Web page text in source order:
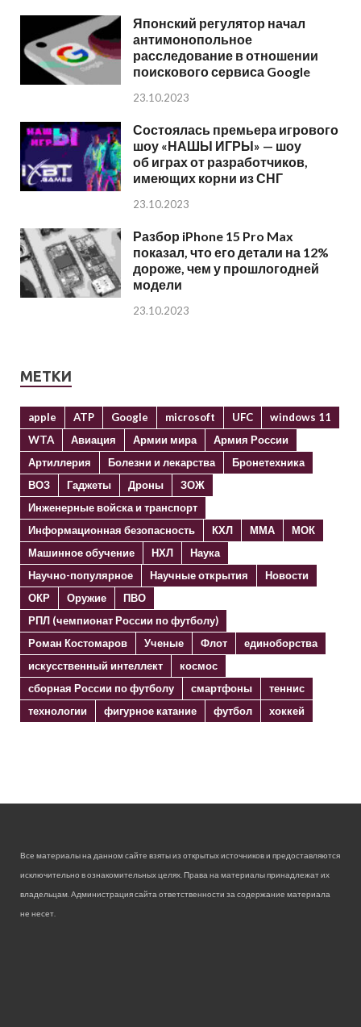
Японский регулятор начал
антимонопольное
расследование в отношении
поискового сервиса Google
23.10.2023
Состоялась премьера игрового
шоу «НАШЫ ИГРЫ» — шоу
об играх от разработчиков,
имеющих корни из СНГ
23.10.2023
Разбор iPhone 15 Pro Max
показал, что его детали на 12%
дороже, чем у прошлогодней
модели
23.10.2023
МЕТКИ
apple ATP Google microsoft UFC
windows 11
WTA
Авиация Армии мира
Армия России
Артиллерия
Болезни и лекарства
Бронетехника
ВОЗ
Гаджеты Дроны
ЗОЖ
Инженерные войска и транспорт
Информационная безопасность
КХЛ ММА
МОК
Машинное обучение
НХЛ
Наука
Научно-популярное
Научные открытия
Новости
ОКР
Оружие
ПВО
РПЛ (чемпионат России по футболу)
Роман Костомаров
Ученые Флот
единоборства
искусственный интеллект
космос
сборная России по футболу
смартфоны
теннис
технологии
фигурное катание футбол хоккей
Все материалы на данном сайте взяты из открытых источников и предоставляются
исключительно в ознакомительных целях. Права на материалы принадлежат их
владельцам. Администрация сайта ответственности за содержание материала
не несет.